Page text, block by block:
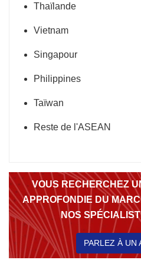
Thaïlande
Vietnam
Singapour
Philippines
Taïwan
Reste de l'ASEAN
VOUS RECHERCHEZ
APPROFONDIE DU
NOS
PARLEZ À UN